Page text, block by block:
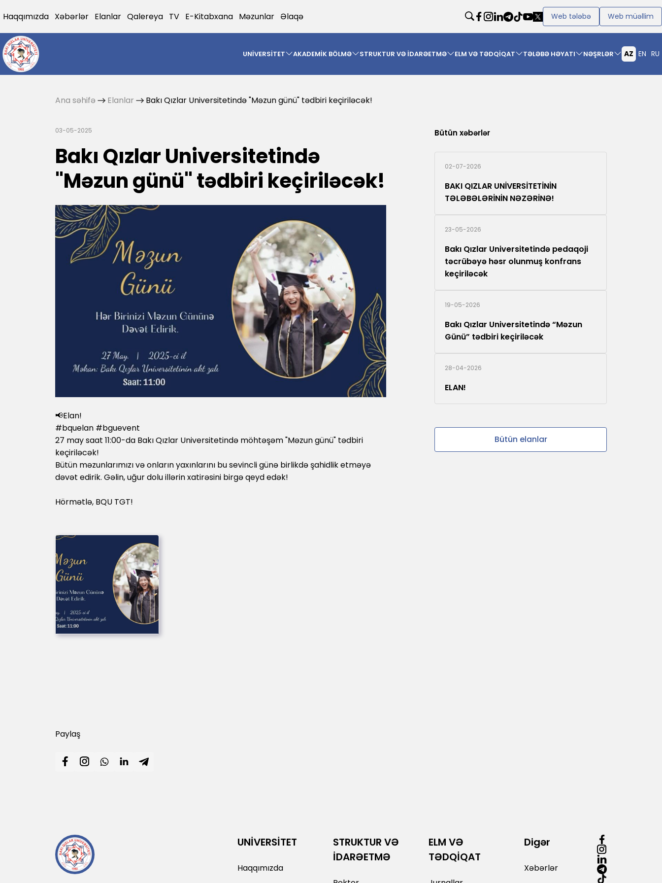
Haqqımızda Xəbərlər Elanlar Qalereya TV E-Kitabxana Məzunlar Əlaqə Web tələbə Web müəllim
UNİVERSİTET AKADEMİK BÖLMƏ STRUKTUR VƏ İDARƏETMƏ ELM VƏ TƏDQİQAT TƏLƏBƏ HƏYATI NƏŞRLƏR AZ EN RU
Ana səhifə Elanlar Bakı Qızlar Universitetində "Məzun günü" tədbiri keçiriləcək!
03-05-2025
Bakı Qızlar Universitetində
"Məzun günü" tədbiri keçiriləcək!
📢Elan!
#bquelan #bguevent
27 may saat 11:00-da Bakı Qızlar Universitetində möhtəşəm "Məzun günü" tədbiri
keçiriləcək!
Bütün məzunlarımızı və onların yaxınlarını bu sevincli günə birlikdə şahidlik etməyə
dəvət edirik. Gəlin, uğur dolu illərin xatirəsini birgə qeyd edək!
Hörmətlə, BQU TGT!
Paylaş
Bütün xəbərlər
02-07-2026
BAKI QIZLAR UNİVERSİTETİNİN
TƏLƏBƏLƏRİNİN NƏZƏRİNƏ!
23-05-2026
Bakı Qızlar Universitetində pedaqoji
təcrübəyə həsr olunmuş konfrans
keçiriləcək
19-05-2026
Bakı Qızlar Universitetində “Məzun
Günü” tədbiri keçiriləcək
28-04-2026
ELAN!
Bütün elanlar
UNİVERSİTET
Haqqımızda
STRUKTUR VƏ
İDARƏETMƏ
ELM VƏ
TƏDQİQAT
Digər
Xəbərlər